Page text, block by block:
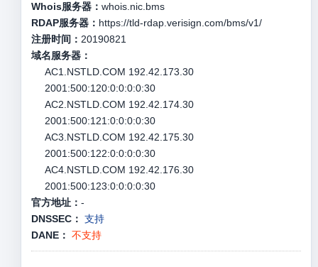
Whois服务器： whois.nic.bms
RDAP服务器： https://tld-rdap.verisign.com/bms/v1/
注册时间： 20190821
域名服务器：
AC1.NSTLD.COM 192.42.173.30
2001:500:120:0:0:0:0:30
AC2.NSTLD.COM 192.42.174.30
2001:500:121:0:0:0:0:30
AC3.NSTLD.COM 192.42.175.30
2001:500:122:0:0:0:0:30
AC4.NSTLD.COM 192.42.176.30
2001:500:123:0:0:0:0:30
官方地址： -
DNSSEC： 支持
DANE： 不支持